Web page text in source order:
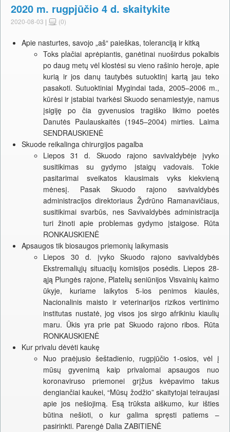
2020 m. rugpjūčio 4 d. skaitykite
2020-08-03 | (0)
Apie nasturtes, savojo „aš“ paieškas, toleranciją ir kitką
Toks plačiai aprėpiantis, ganėtinai nuoširdus pokalbis
po daug metų vėl klostėsi su vieno rašinio heroje, apie
kurią ir jos danų tautybės sutuoktinį kartą jau teko
pasakoti. Sutuoktiniai Mygindai tada, 2005–2006 m.,
kūrėsi ir įstabiai tvarkėsi Skuodo senamiestyje, namus
įsigiję po čia gyvenusios tragiško likimo poetės
Danutės Paulauskaitės (1945–2004) mirties. Laima
SENDRAUSKIENĖ
Skuode reikalinga chirurgijos pagalba
Liepos 31 d. Skuodo rajono savivaldybėje įvyko
susitikimas su gydymo įstaigų vadovais. Tokie
pasitarimai sveikatos klausimais vyks kiekvieną
mėnesį. Pasak Skuodo rajono savivaldybės
administracijos direktoriaus Žydrūno Ramanavičiaus,
susitikimai svarbūs, nes Savivaldybės administracija
turi žinoti apie problemas gydymo įstaigose. Rūta
RONKAUSKIENĖ
Apsaugos tik biosaugos priemonių laikymasis
Liepos 30 d. įvyko Skuodo rajono savivaldybės
Ekstremaliųjų situacijų komisijos posėdis. Liepos 28-
ąją Plungės rajone, Platelių seniūnijos Visvainių kaimo
ūkyje, kuriame laikytos 5-ios penimos kiaulės,
Nacionalinis maisto ir veterinarijos rizikos vertinimo
institutas nustatė, jog visos jos sirgo afrikiniu kiaulių
maru. Ūkis yra prie pat Skuodo rajono ribos. Rūta
RONKAUSKIENĖ
Kur privalu dėvėti kaukę
Nuo praėjusio šeštadienio, rugpjūčio 1-osios, vėl į
mūsų gyvenimą kaip privalomai apsaugos nuo
koronaviruso priemonei grįžus kvėpavimo takus
dengiančiai kaukei, “Mūsų žodžio” skaitytojai teiraujasi
apie jos nešiojimą. Esą trūksta aiškumo, kur išties
būtina nešioti, o kur galima spręsti patiems –
pasirinkti. Parengė Dalia ZABITIENĖ